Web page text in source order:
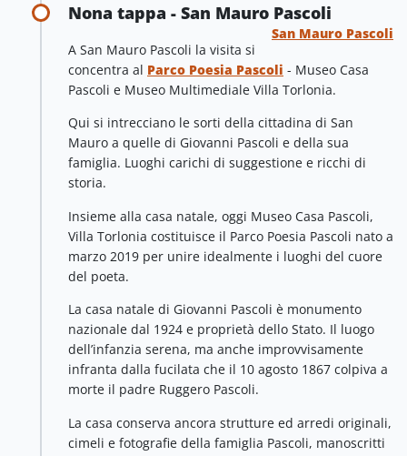
Nona tappa - San Mauro Pascoli
San Mauro Pascoli
A San Mauro Pascoli la visita si
concentra al Parco Poesia Pascoli - Museo Casa
Pascoli e Museo Multimediale Villa Torlonia.
Qui si intrecciano le sorti della cittadina di San
Mauro a quelle di Giovanni Pascoli e della sua
famiglia. Luoghi carichi di suggestione e ricchi di
storia.
Insieme alla casa natale, oggi Museo Casa Pascoli,
Villa Torlonia costituisce il Parco Poesia Pascoli nato a
marzo 2019 per unire idealmente i luoghi del cuore
del poeta.
La casa natale di Giovanni Pascoli è monumento
nazionale dal 1924 e proprietà dello Stato. Il luogo
dell’infanzia serena, ma anche improvvisamente
infranta dalla fucilata che il 10 agosto 1867 colpiva a
morte il padre Ruggero Pascoli.
La casa conserva ancora strutture ed arredi originali,
cimeli e fotografie della famiglia Pascoli, manoscritti